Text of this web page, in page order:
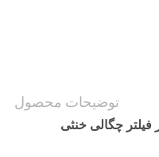
توضیحات محصول